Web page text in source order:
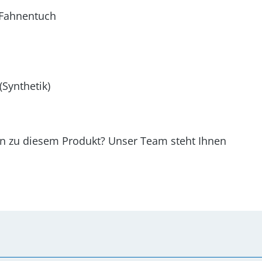
zu diesem Produkt? Unser Team steht Ihnen